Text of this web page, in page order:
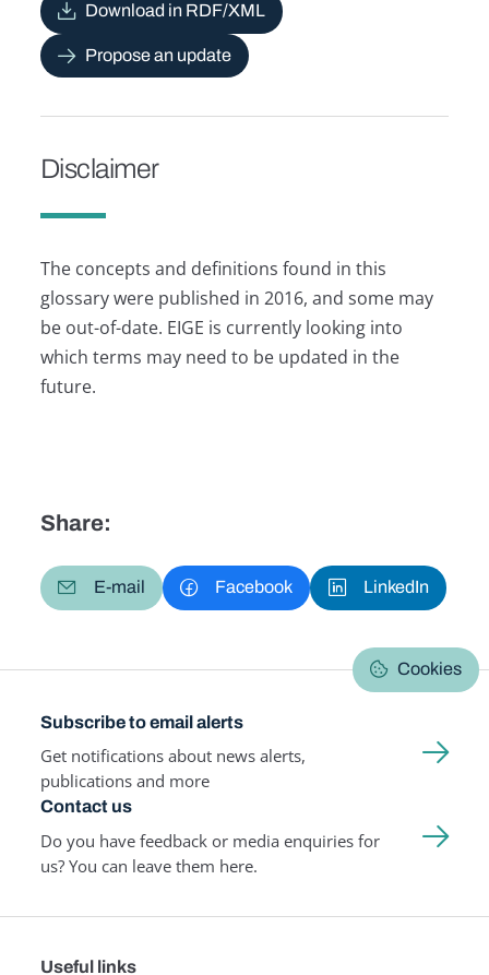
Download in RDF/XML
Propose an update
Disclaimer
The concepts and definitions found in this
glossary were published in 2016, and some may
be out-of-date. EIGE is currently looking into
which terms may need to be updated in the
future.
Share:
E-mail Facebook LinkedIn
Cookies
Subscribe to email alerts
Get notifications about news alerts,
publications and more
Contact us
Do you have feedback or media enquiries for
us? You can leave them here.
Useful links